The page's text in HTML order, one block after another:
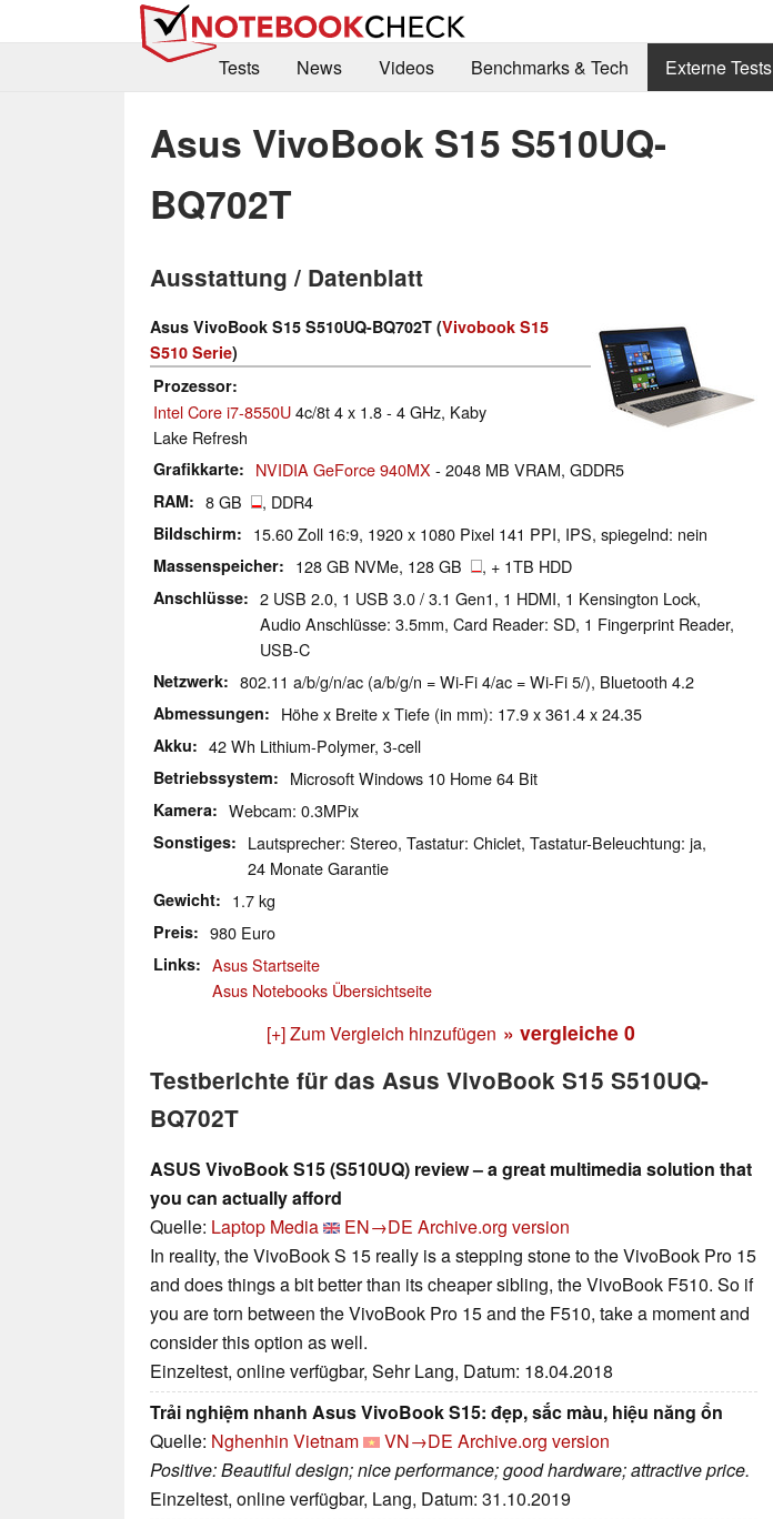
Tests
News Videos Benchmarks & Tech Externe Tests
Asus VivoBook S15 S510UQ-
BQ702T
Ausstattung / Datenblatt
Asus VivoBook S15 S510UQ-BQ702T (Vivobook S15
S510 Serie)
Prozessor
Intel Core i7-8550U4c/8t 4 x 1.8 - 4 GHz, Kaby
Lake Refresh
Grafikkarte NVIDIA GeForce 940MX - 2048 MB VRAM, GDDR5
RAM 8 GB , DDR4
Bildschirm 15.60 Zoll 16:9, 1920 x 1080 Pixel 141 PPI, IPS, spiegelnd: nein
Massenspeicher 128 GB NVMe, 128 GB , + 1TB HDD
Anschlüsse
2 USB 2.0, 1 USB 3.0 / 3.1 Gen1, 1 HDMI, 1 Kensington Lock,
Audio Anschlüsse: 3.5mm, Card Reader: SD, 1 Fingerprint Reader,
USB-C
Netzwerk 802.11 a/b/g/n/ac (a/b/g/n = Wi-Fi 4/ac = Wi-Fi 5/), Bluetooth 4.2
Abmessungen Höhe x Breite x Tiefe (in mm): 17.9 x 361.4 x 24.35
Akku 42 Wh Lithium-Polymer, 3-cell
Betriebssystem Microsoft Windows 10 Home 64 Bit
Kamera Webcam: 0.3MPix
Sonstiges
Lautsprecher: Stereo, Tastatur: Chiclet, Tastatur-Beleuchtung: ja,
24 Monate Garantie
Gewicht 1.7 kg
Preis 980 Euro
Links
Asus Startseite
Asus Notebooks Übersichtseite
[+] Zum Vergleich hinzufügen » vergleiche 0
Testberichte für das Asus VivoBook S15 S510UQ-
BQ702T
ASUS VivoBook S15 (S510UQ) review – a great multimedia solution that
you can actually afford
Quelle: Laptop Media EN→DE Archive.org version
In reality, the VivoBook S 15 really is a stepping stone to the VivoBook Pro 15
and does things a bit better than its cheaper sibling, the VivoBook F510. So if
you are torn between the VivoBook Pro 15 and the F510, take a moment and
consider this option as well.
Einzeltest, online verfügbar, Sehr Lang, Datum: 18.04.2018
Trải nghiệm nhanh Asus VivoBook S15: đẹp, sắc màu, hiệu năng ổn
Quelle: Nghenhin Vietnam VN→DE Archive.org version
Positive: Beautiful design; nice performance; good hardware; attractive price.
Einzeltest, online verfügbar, Lang, Datum: 31.10.2019